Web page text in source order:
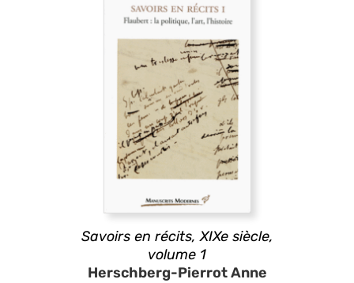
Savoirs en récits, XIXe siècle,
volume 1
Herschberg-Pierrot Anne